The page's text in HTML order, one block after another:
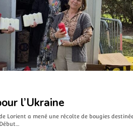
l’Ukraine
Lorient a mené une récolte de bougies